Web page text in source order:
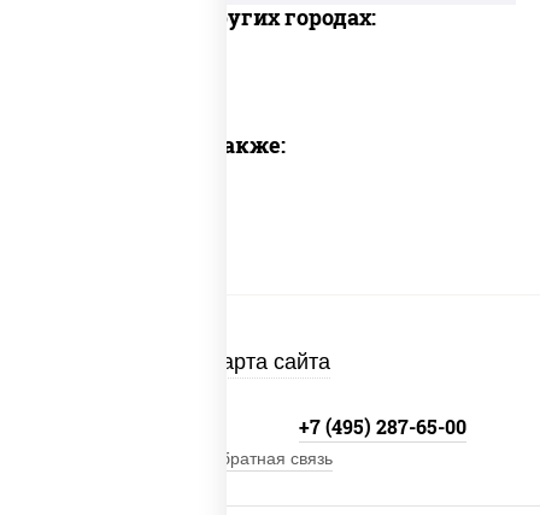
Доставка в других городах:
Предлагаем также:
Карта сайта
+7 (495) 287-65-00
Обратная связь